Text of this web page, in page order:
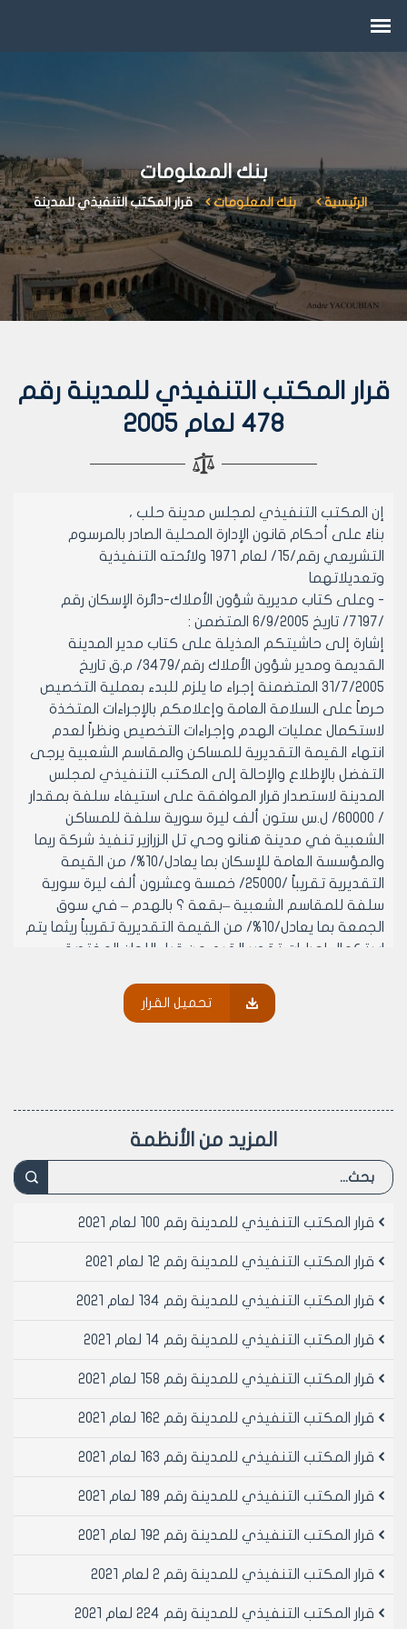
بنك المعلومات
الرئيسية بنك المعلومات قرار المكتب التنفيذي للمدينة
قرار المكتب التنفيذي للمدينة رقم
478 لعام 2005
إن المكتب التنفيذي لمجلس مدينة حلب ،
بناءً على أحكام قانون الإدارة المحلية الصادر بالمرسوم
التشريعي رقم/15/ لعام 1971 ولائحته التنفيذية
وتعديلاتهما
- وعلى كتاب مديرية شؤون الأملاك-دائرة الإسكان رقم
/7197/ تاريخ 6/9/2005 المتضمن :
إشارة إلى حاشيتكم المذيلة على كتاب مدير المدينة
القديمة ومدير شؤون الأملاك رقم/3479/ م.ق تاريخ
31/7/2005 المتضمنة إجراء ما يلزم للبدء بعملية التخصيص
حرصاً على السلامة العامة وإعلامكم بالإجراءات المتخذة
لاستكمال عمليات الهدم وإجراءات التخصيص ونظراً لعدم
انتهاء القيمة التقديرية للمساكن والمقاسم الشعبية يرجى
التفضل بالإطلاع والإحالة إلى المكتب التنفيذي لمجلس
المدينة لاستصدار قرار الموافقة على استيفاء سلفة بمقدار
/ 60000/ ل.س ستون ألف ليرة سورية سلفة للمساكن
الشعبية في مدينة هنانو وحي تل الزرازير تنفيذ شركة ريما
والمؤسسة العامة للإسكان بما يعادل/10%/ من القيمة
التقديرية تقريباً /25000/ خمسة وعشرون ألف ليرة سورية
سلفة للمقاسم الشعبية –بقعة ؟ بالهدم – في سوق
الجمعة بما يعادل/10%/ من القيمة التقديرية تقريباً ريثما يتم
استكمال إجراءات تقدير القيم من قبل اللجان المختصة.
حلب (بالإجماع) في جلسته رقم/27/تاريخ8/9/2005م.
رئيس المكتب التنفيذي لمجلس مدينة
حلب
الدكتور المهندس معن الشبلي
تحميل القرار
المزيد من الأنظمة
قرار المكتب التنفيذي للمدينة رقم 100 لعام 2021
قرار المكتب التنفيذي للمدينة رقم 12 لعام 2021
قرار المكتب التنفيذي للمدينة رقم 134 لعام 2021
قرار المكتب التنفيذي للمدينة رقم 14 لعام 2021
قرار المكتب التنفيذي للمدينة رقم 158 لعام 2021
قرار المكتب التنفيذي للمدينة رقم 162 لعام 2021
قرار المكتب التنفيذي للمدينة رقم 163 لعام 2021
قرار المكتب التنفيذي للمدينة رقم 189 لعام 2021
قرار المكتب التنفيذي للمدينة رقم 192 لعام 2021
قرار المكتب التنفيذي للمدينة رقم 2 لعام 2021
قرار المكتب التنفيذي للمدينة رقم 224 لعام 2021